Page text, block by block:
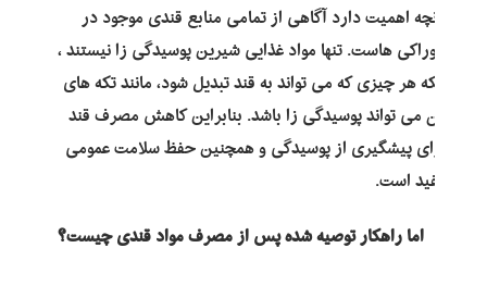
آنچه اهمیت دارد آگاهی از تمامی منابع قندی موجود در
خوراکی هاست. تنها مواد غذایی شیرین پوسیدگی زا نیستند ،
بلکه هر چیزی که می تواند به قند تبدیل شود، مانند تکه های
نان می تواند پوسیدگی زا باشد. بنابراین کاهش مصرف قند
برای پیشگیری از پوسیدگی و همچنین حفظ سلامت عمومی
مفید است.
اما راهکار توصیه شده پس از مصرف مواد قندی چیست؟